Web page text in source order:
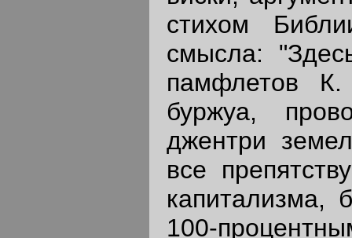
стихом
смысла:
памфлетов К.
буржуа,
джентри
все
капитализма,
100-